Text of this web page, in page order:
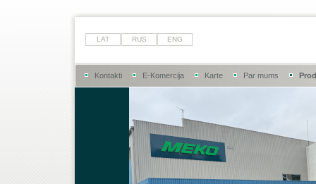
LAT RUS ENG
Kontakti E-Komercija Karte Par mums